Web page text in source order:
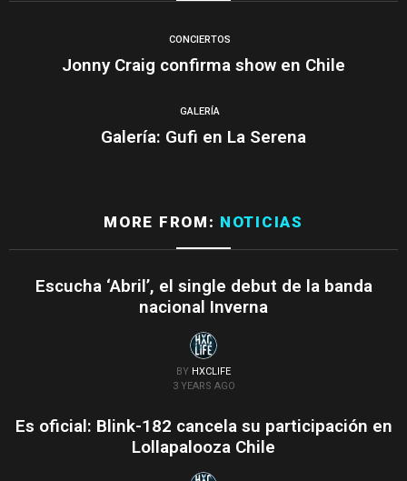
CONCIERTOS
Jonny Craig confirma show en Chile
GALERÍA
Galería: Gufi en La Serena
MORE FROM: NOTICIAS
Escucha ‘Abril’, el single debut de la banda
nacional Inverna
BY HXCLIFE
3 YEARS AGO
Es oficial: Blink-182 cancela su participación en
Lollapalooza Chile